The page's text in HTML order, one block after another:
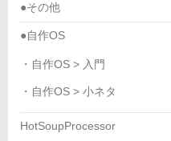
●その他
●自作OS
・自作OS > 入門
・自作OS > 小ネタ
HotSoupProcessor